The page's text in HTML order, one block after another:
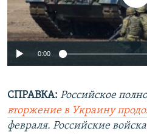
Auto 240p
0:00
СПРАВКА: Российское
вторжение в Украину
февраля. Российские